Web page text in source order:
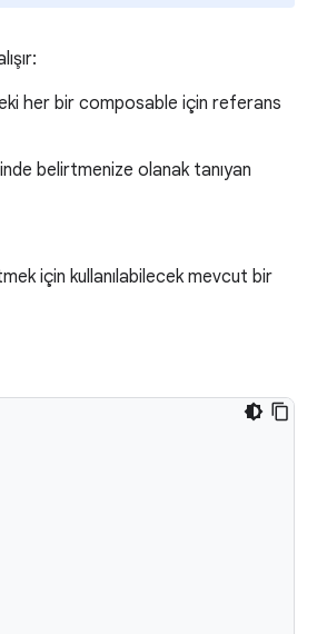
her bir composable için referans
belirtmenize olanak tanıyan
için kullanılabilecek mevcut bir